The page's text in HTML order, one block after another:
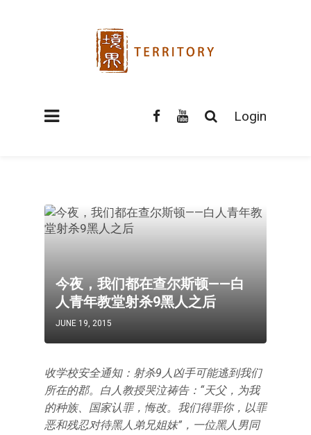
Login
今夜，我们都在查尔斯顿——白
人青年教堂射杀9黑人之后
JUNE 19, 2015
收学校安全通知：射杀9人凶手可能逃到我们
所在的郡。白人教授哭泣祷告：“天父，为我
的种族、国家认罪，悔改。我们得罪你，以罪
恶和残忍对待黑人弟兄姐妹”，一位黑人男同